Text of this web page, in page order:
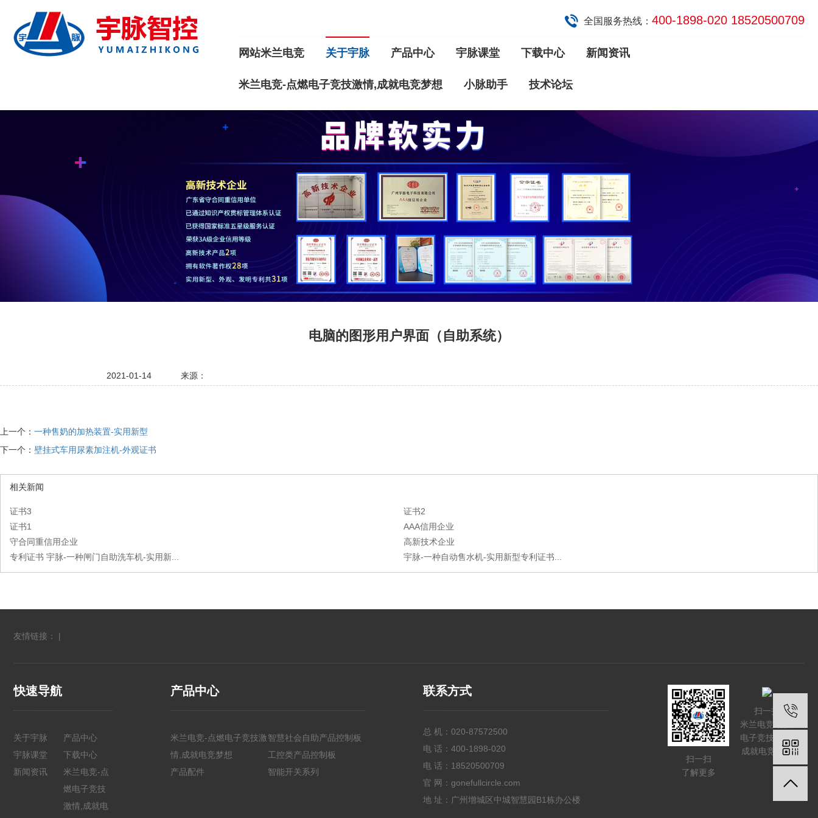
全国服务热线： 400-1898-020 18520500709
网站米兰电竞 关于宇脉 产品中心 宇脉课堂 下载中心 新闻资讯
米兰电竞-点燃电子竞技激情,成就电竞梦想 小脉助手 技术论坛
电脑的图形用户界面（自助系统）
2021-01-14 来源：
上一个： 一种售奶的加热装置-实用新型
下一个： 壁挂式车用尿素加注机-外观证书
相关新闻
证书3
证书2
证书1
AAA信用企业
守合同重信用企业
高新技术企业
专利证书 宇脉-一种闸门自助洗车机-实用新...
宇脉-一种自动售水机-实用新型专利证书...
友情链接： |
快速导航
关于宇脉
产品中心
宇脉课堂
下载中心
新闻资讯
米兰电竞-点
燃电子竞技
激情,成就电
产品中心
米兰电竞-点燃电子竞技激
情,成就电竞梦想
智慧社会自助产品控制板
工控类产品控制板
产品配件
智能开关系列
联系方式
总 机： 020-87572500
电 话： 400-1898-020
电 话： 18520500709
官 网：gonefullcircle.com
地 址：广州增城区中城智慧园B1栋办公楼
扫一扫
了解更多
扫一扫
米兰电竞-点燃
电子竞技激情,
成就电竞梦想